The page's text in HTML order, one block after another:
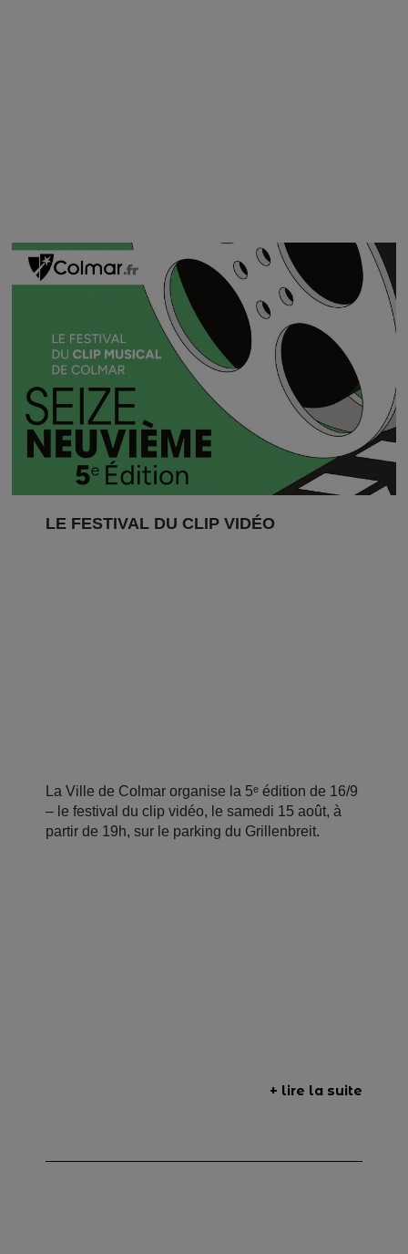
LE FESTIVAL DU CLIP VIDÉO
La Ville de Colmar organise la 5ᵉ édition de 16/9
– le festival du clip vidéo, le samedi 15 août, à
partir de 19h, sur le parking du Grillenbreit.
+ lire la suite